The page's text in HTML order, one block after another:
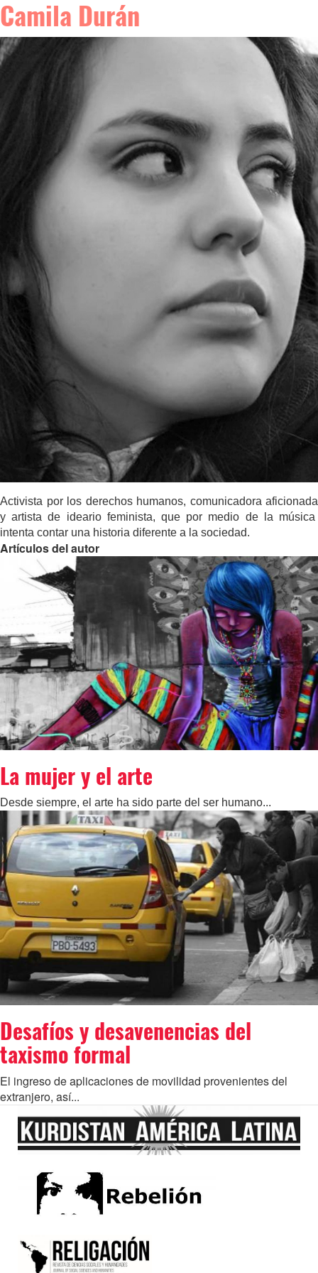
Camila Durán
Activista por los derechos humanos, comunicadora aficionada
y artista de ideario feminista, que por medio de la música
intenta contar una historia diferente a la sociedad.
Artículos del autor
La mujer y el arte
Desde siempre, el arte ha sido parte del ser humano...
Desafíos y desavenencias del
taxismo formal
El ingreso de aplicaciones de movilidad provenientes del
extranjero, así...